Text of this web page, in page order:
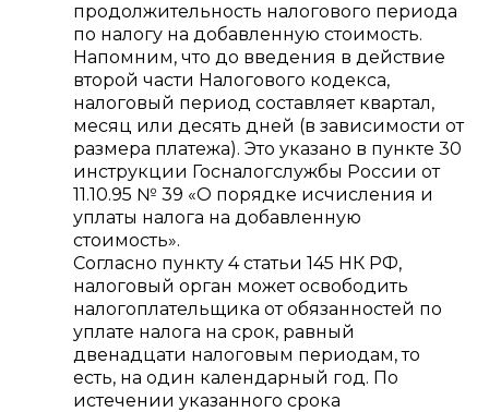
продолжительность налогового периода
по налогу на добавленную стоимость.
Напомним, что до введения в действие
второй части Налогового кодекса,
налоговый период составляет квартал,
месяц или десять дней (в зависимости от
размера платежа). Это указано в пункте 30
инструкции Госналогслужбы России от
11.10.95 № 39 «О порядке исчисления и
уплаты налога на добавленную
стоимость».
Согласно пункту 4 статьи 145 НК РФ,
налоговый орган может освободить
налогоплательщика от обязанностей по
уплате налога на срок, равный
двенадцати налоговым периодам, то
есть, на один календарный год. По
истечении указанного срока